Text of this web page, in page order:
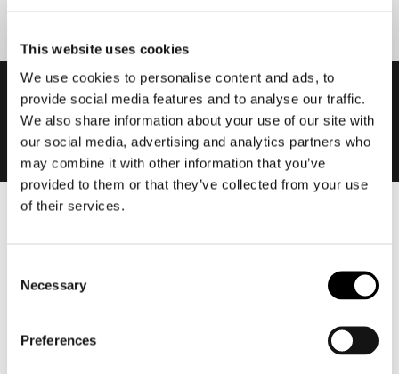
This website uses cookies
We use cookies to personalise content and ads, to
provide social media features and to analyse our traffic.
We also share information about your use of our site with
our social media, advertising and analytics partners who
may combine it with other information that you’ve
provided to them or that they’ve collected from your use
of their services.
Selection
Necessary
Preferences
Motorjeans heren